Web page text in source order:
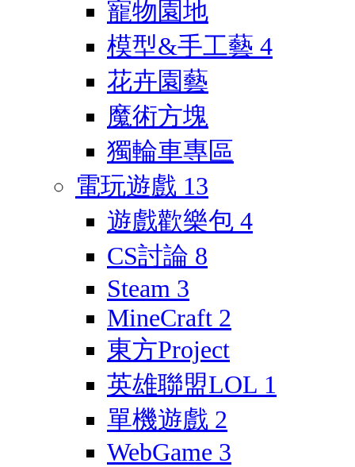
寵物園地
模型&手工藝 4
花卉園藝
魔術方塊
獨輪車專區
電玩遊戲 13
遊戲歡樂包 4
CS討論 8
Steam 3
MineCraft 2
東方Project
英雄聯盟LOL 1
單機遊戲 2
WebGame 3